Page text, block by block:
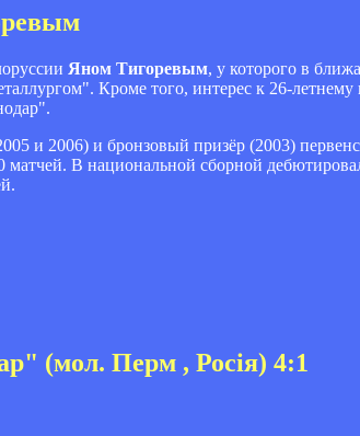
Яном Тигоревым, у которого в
Кроме того, интерес к 26-
и 2006) и бронзовый призёр (2003)
В национальной сборной
(мол. Перм , Росія) 4:1